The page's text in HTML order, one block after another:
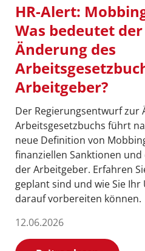
HR-Alert:
Was bedeutet
Änderung des
Arbeitgeber?
Der Regierungsentwurf zur
Arbeitsgesetzbuchs führt
neue Definition von
finanziellen Sanktionen
der Arbeitgeber. Erfahren
geplant sind und wie Sie
darauf vorbereiten können.
12.06.2026